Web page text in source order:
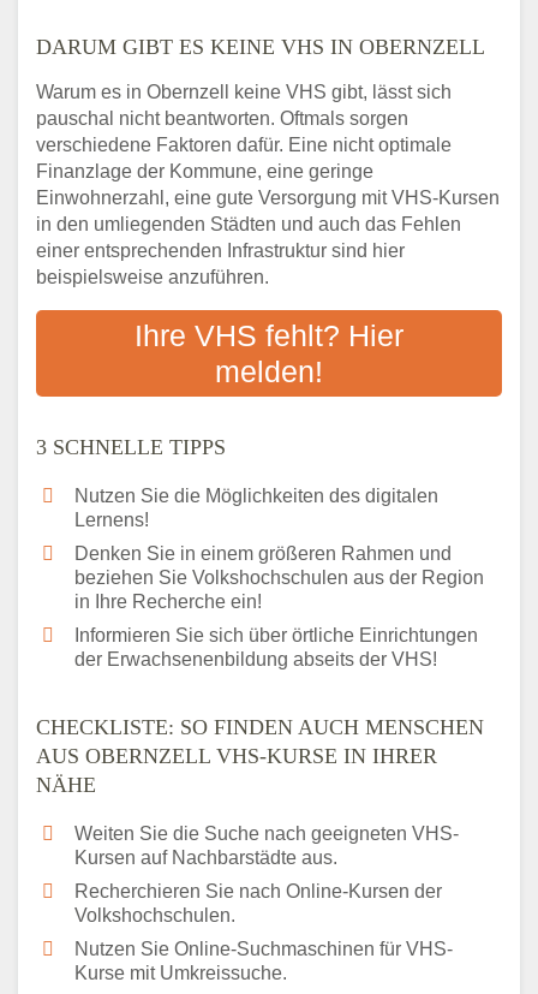
3 schnelle Tipps
Obernzell VHS-Kurse in Ihrer Nähe
Abendschule in der Region rund um
Obernzell
VHS steht für Erwachsenenbildung
Online-Kurse: Alternative Angebote zum
VHS-Kurs
Vor- und Nachteile von Online-Kursen
Bildungsangeboten an
Das bundesweite Volkshochschulwesen
DARUM GIBT ES KEINE VHS IN OBERNZELL
Warum es in Obernzell keine VHS gibt, lässt sich
pauschal nicht beantworten. Oftmals sorgen
verschiedene Faktoren dafür. Eine nicht optimale
Finanzlage der Kommune, eine geringe
Einwohnerzahl, eine gute Versorgung mit VHS-Kursen
in den umliegenden Städten und auch das Fehlen
einer entsprechenden Infrastruktur sind hier
beispielsweise anzuführen.
Ihre VHS fehlt? Hier
melden!
3 SCHNELLE TIPPS
Nutzen Sie die Möglichkeiten des digitalen
Lernens!
Denken Sie in einem größeren Rahmen und
beziehen Sie Volkshochschulen aus der Region
in Ihre Recherche ein!
Informieren Sie sich über örtliche Einrichtungen
der Erwachsenenbildung abseits der VHS!
CHECKLISTE: SO FINDEN AUCH MENSCHEN
AUS OBERNZELL VHS-KURSE IN IHRER
NÄHE
Weiten Sie die Suche nach geeigneten VHS-
Kursen auf Nachbarstädte aus.
Recherchieren Sie nach Online-Kursen der
Volkshochschulen.
Nutzen Sie Online-Suchmaschinen für VHS-
Kurse mit Umkreissuche.